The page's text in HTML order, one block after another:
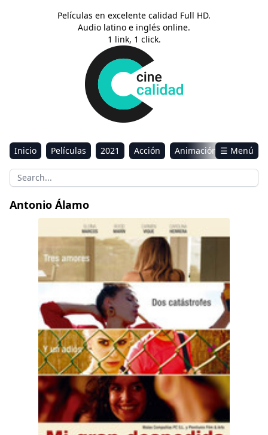
Películas en excelente calidad Full HD.
Audio latino e inglés online.
1 link, 1 click.
Inicio Películas 2021 Acción
Animación
Aventura
Ciencia ficción Comedia
Drama
Sci-Fi & Fantasy
☰ Menú
Antonio Álamo
Mi gran despedida